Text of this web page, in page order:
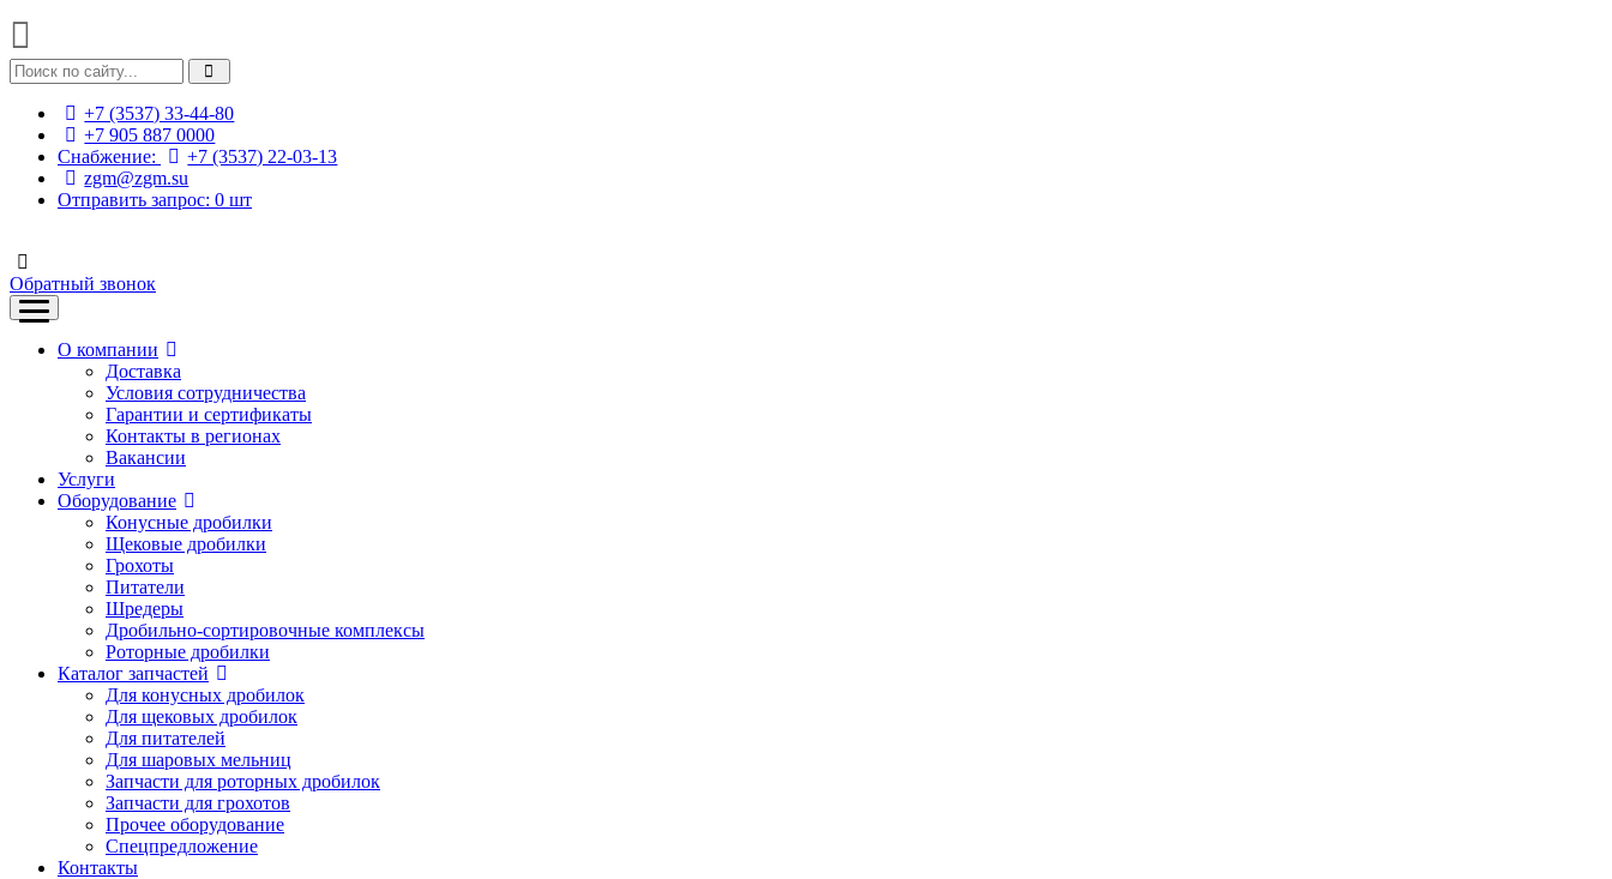
+7 (3537) 33-44-80
+7 905 887 0000
Снабжение:
+7 (3537) 22-03-13
zgm@zgm.su
Отправить запрос: 0 шт
Обратный звонок
О компании
Доставка
Условия сотрудничества
Гарантии и сертификаты
Контакты в регионах
Вакансии
Услуги
Оборудование
Конусные дробилки
Щековые дробилки
Грохоты
Питатели
Шредеры
Дробильно-сортировочные комплексы
Роторные дробилки
Каталог запчастей
Для конусных дробилок
Для щековых дробилок
Для питателей
Для шаровых мельниц
Запчасти для роторных дробилок
Запчасти для грохотов
Прочее оборудование
Спецпредложение
Контакты